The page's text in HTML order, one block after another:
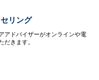
リング
アドバイザーがオンラインや電
だきます。